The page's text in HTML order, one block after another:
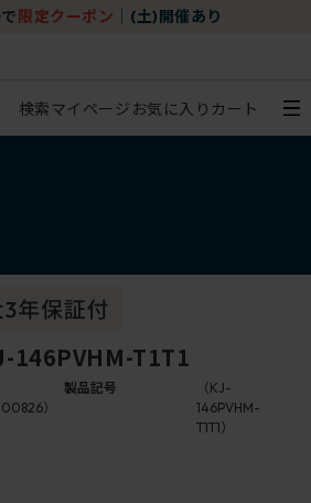
限定クーポン (土)開催あり
検索マイページ お気に入り カート
146PVHM-T1T1
）
製品記号
（KJ-
146PVHM-
T1T1）